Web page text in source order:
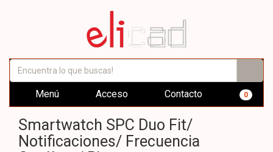
Menú Acceso Contacto 0
Smartwatch SPC Duo Fit/
Notificaciones/ Frecuencia